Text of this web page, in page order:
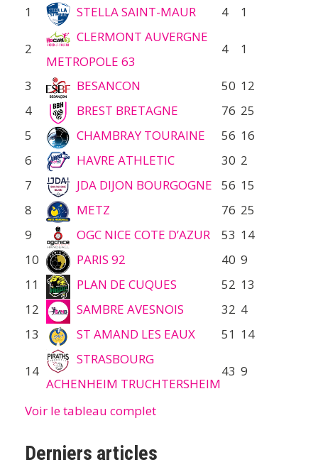
1
STELLA SAINT-MAUR 4 1
2
CLERMONT AUVERGNE
METROPOLE 63
4 1
3 BESANCON 50 12
4
BREST BRETAGNE 76 25
5
CHAMBRAY TOURAINE 56 16
6
HAVRE ATHLETIC 30 2
7
JDA DIJON BOURGOGNE 56 15
8
METZ 76 25
9
OGC NICE COTE D’AZUR 53 14
10
PARIS 92 40 9
11
PLAN DE CUQUES 52 13
12
SAMBRE AVESNOIS 32 4
13
ST AMAND LES EAUX 51 14
14
STRASBOURG
ACHENHEIM TRUCHTERSHEIM
43 9
Voir le tableau complet
Derniers articles